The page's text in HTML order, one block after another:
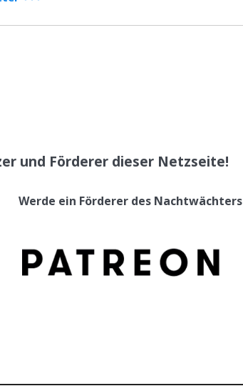
und Förderer dieser Netzseite!
Werde ein Förderer des Nachtwächters